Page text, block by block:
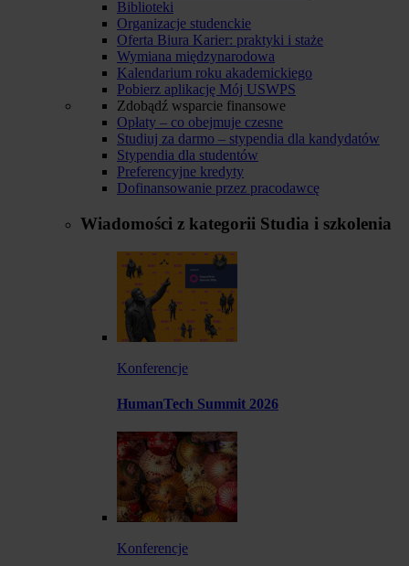
Biblioteki
Organizacje studenckie
Oferta Biura Karier: praktyki i staże
Wymiana międzynarodowa
Kalendarium roku akademickiego
Pobierz aplikację Mój USWPS
Zdobądź wsparcie finansowe
Opłaty – co obejmuje czesne
Studiuj za darmo – stypendia dla kandydatów
Stypendia dla studentów
Preferencyjne kredyty
Dofinansowanie przez pracodawcę
Wiadomości z kategorii Studia i szkolenia
Konferencje
HumanTech Summit 2026
Konferencje